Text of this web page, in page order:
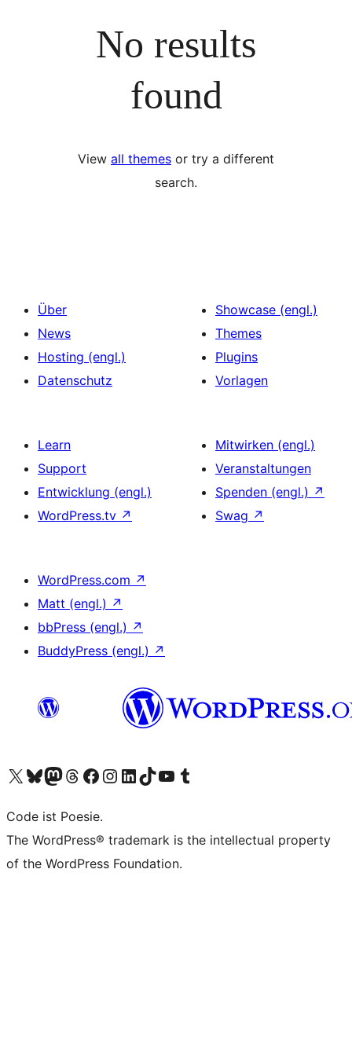
No results
found
View all themes or try a different
search.
Über
News
Hosting (engl.)
Datenschutz
Showcase (engl.)
Themes
Plugins
Vorlagen
Learn
Support
Entwicklung (engl.)
WordPress.tv ↗
Mitwirken (engl.)
Veranstaltungen
Spenden (engl.) ↗
Swag ↗
WordPress.com ↗
Matt (engl.) ↗
bbPress (engl.) ↗
BuddyPress (engl.) ↗
Das X-Konto (früher Twitter) von WordPress.org besuchen
Das Bluesky-Konto von WordPress.org besuchen
Das Mastodon-Konto von WordPress.org besuchen
Das Threads-Konto von WordPress.org besuchen
Die Facebook-Seite von WordPress.org besuchen
Das Instagram-Konto von WordPress.org besuchen
Das LinkedIn-Konto von WordPress.org besuchen
Das TikTok-Konto von WordPress.org besuchen
Den YouTube-Kanal von WordPress.org besuchen
Das Tumblr-Konto von WordPress.org besuchen
Code ist Poesie.
The WordPress® trademark is the intellectual property
of the WordPress Foundation.